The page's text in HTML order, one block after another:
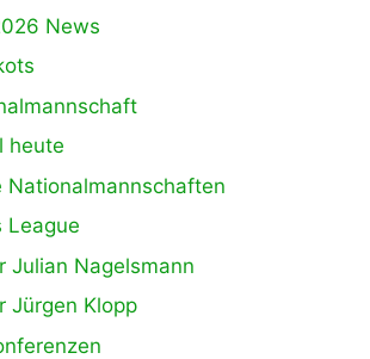
News
heute
Nationalmannschaften
League
Julian Nagelsmann
Jürgen Klopp